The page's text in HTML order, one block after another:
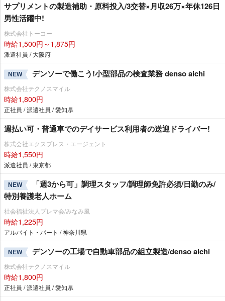
サプリメントの製造補助・原料投入/3交替×月収26万×年休126日
男性活躍中!
株式会社トーコー
時給1,500円～1,875円
派遣社員 / 大阪府
NEW デンソーで働こう!小型部品の検査業務 denso aichi
株式会社テクノスマイル
時給1,800円
正社員 / 派遣社員 / 愛知県
週払い可・普通車でのデイサービス利用者の送迎ドライバー!
株式会社エクスプレス・エージェント
時給1,550円
派遣社員 / 東京都
NEW
「週3から可」調理スタッフ/調理師免許必須/日勤のみ/
特別養護老人ホーム
社会福祉法人プレマ会/みなみ風
時給1,225円
アルバイト・パート / 神奈川県
NEW デンソーの工場で自動車部品の組立製造/denso aichi
株式会社テクノスマイル
時給1,800円
正社員 / 派遣社員 / 愛知県